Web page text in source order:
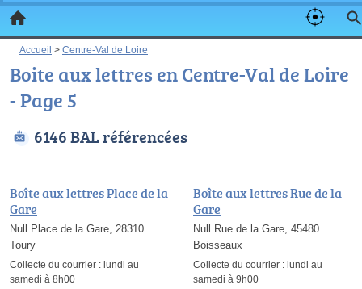
Accueil > Centre-Val de Loire
Boite aux lettres en Centre-Val de Loire
- Page 5
6146 BAL référencées
Boîte aux lettres Place de la
Gare
Null Place de la Gare, 28310
Toury
Collecte du courrier : lundi au
samedi à 8h00
Boîte aux lettres Rue de la
Gare
Null Rue de la Gare, 45480
Boisseaux
Collecte du courrier : lundi au
samedi à 9h00